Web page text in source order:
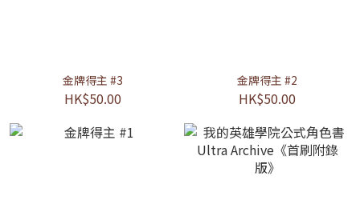
金牌得主 #3
HK$50.00
金牌得主 #2
HK$50.00